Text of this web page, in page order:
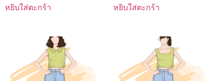
หยิบใส่ตะกร้า หยิบใส่ตะกร้า